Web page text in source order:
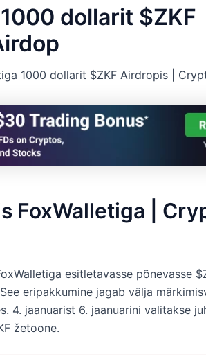
dollarit $ZKF
1000 dollarit $ZKF Airdropis |
FoxWalletiga |
esitletavasse põnevasse
eripakkumine jagab välja
4. jaanuarist 6. jaanuarini valitakse
žetoone.